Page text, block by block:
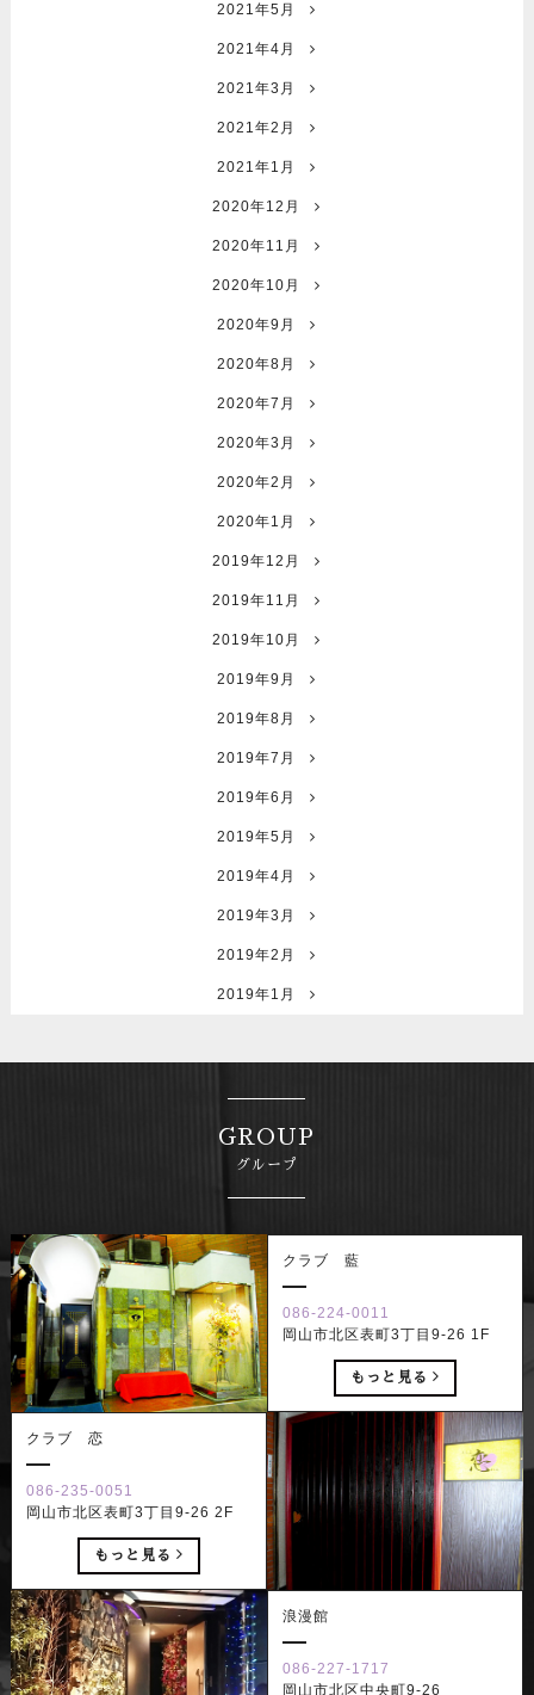
2021年5月
2021年4月
2021年3月
2021年2月
2021年1月
2020年12月
2020年11月
2020年10月
2020年9月
2020年8月
2020年7月
2020年3月
2020年2月
2020年1月
2019年12月
2019年11月
2019年10月
2019年9月
2019年8月
2019年7月
2019年6月
2019年5月
2019年4月
2019年3月
2019年2月
2019年1月
GROUP
グループ
クラブ 藍
086-224-0011
岡山市北区表町3丁目9-26 1F
もっと見る
クラブ 恋
086-235-0051
岡山市北区表町3丁目9-26 2F
もっと見る
浪漫館
086-227-1717
岡山市北区中央町9-26